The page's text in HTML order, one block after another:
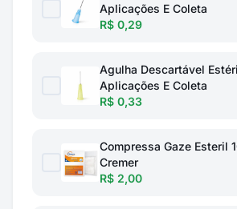
Aplicações E Coleta
R$ 0,29
Agulha Descartável
Aplicações E Coleta
R$ 0,33
Compressa Gaze Esteril
Cremer
R$ 2,00